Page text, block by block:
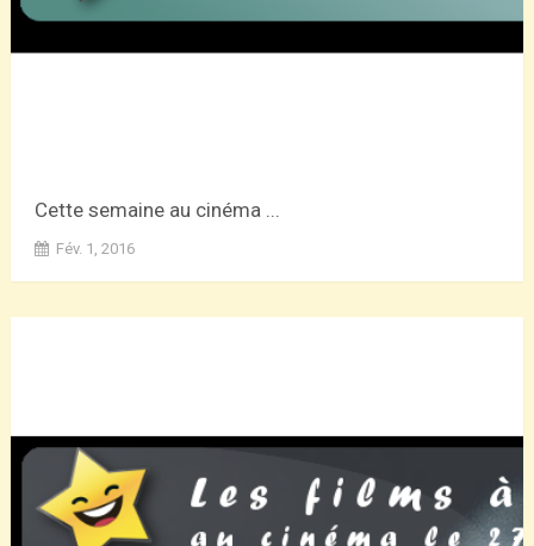
Cette semaine au cinéma ...
Fév. 1, 2016